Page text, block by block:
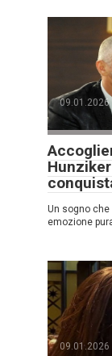
09.01.2026
Un sogno
emozione
09.01.2026